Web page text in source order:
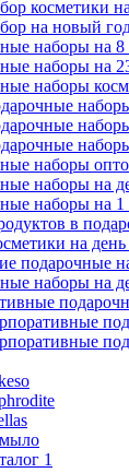
косметики
на новый
наборы на 8
наборы на
наборы
наборы
наборы на
наборы на 1
в
на
подарочные
наборы на
1